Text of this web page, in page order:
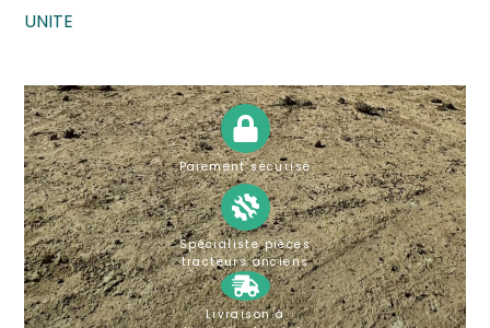
UNITE
Paiement sécurisé
Spécialiste pièces
tracteurs anciens
Livraison à